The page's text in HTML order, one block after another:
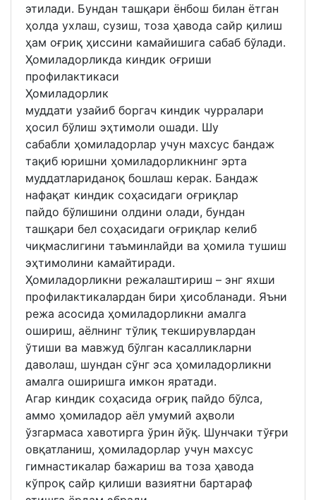
этилади. Бундан ташқари ёнбош билан ётган
ҳолда ухлаш, сузиш, тоза ҳавода сайр қилиш
ҳам оғриқ ҳиссини камайишига сабаб бўлади.
Ҳомиладорликда киндик оғриши
профилактикаси
Ҳомиладорлик
муддати узайиб боргач киндик чурралари
ҳосил бўлиш эҳтимоли ошади. Шу
сабабли ҳомиладорлар учун махсус бандаж
тақиб юришни ҳомиладорликнинг эрта
муддатлариданоқ бошлаш керак. Бандаж
нафақат киндик соҳасидаги оғриқлар
пайдо бўлишини олдини олади, бундан
ташқари бел соҳасидаги оғриқлар келиб
чиқмаслигини таъминлайди ва ҳомила тушиш
эҳтимолини камайтиради.
Ҳомиладорликни режалаштириш – энг яхши
профилактикалардан бири ҳисобланади. Яъни
режа асосида ҳомиладорликни амалга
ошириш, аёлнинг тўлиқ текширувлардан
ўтиши ва мавжуд бўлган касалликларни
даволаш, шундан сўнг эса ҳомиладорликни
амалга оширишга имкон яратади.
Агар киндик соҳасида оғриқ пайдо бўлса,
аммо ҳомиладор аёл умумий аҳволи
ўзгармаса хавотирга ўрин йўқ. Шунчаки тўғри
овқатланиш, ҳомиладорлар учун махсус
гимнастикалар бажариш ва тоза ҳавода
кўпроқ сайр қилиши вазиятни бартараф